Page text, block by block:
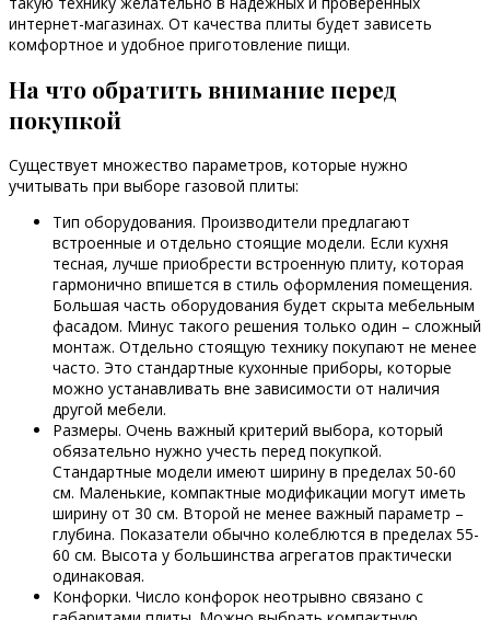
интернет-магазинах. От качества плиты будет зависеть
комфортное и удобное приготовление пищи.
На что обратить внимание перед
покупкой
Существует множество параметров, которые нужно
учитывать при выборе газовой плиты:
Тип оборудования. Производители предлагают
встроенные и отдельно стоящие модели. Если кухня
тесная, лучше приобрести встроенную плиту, которая
гармонично впишется в стиль оформления помещения.
Большая часть оборудования будет скрыта мебельным
фасадом. Минус такого решения только один – сложный
монтаж. Отдельно стоящую технику покупают не менее
часто. Это стандартные кухонные приборы, которые
можно устанавливать вне зависимости от наличия
другой мебели.
Размеры. Очень важный критерий выбора, который
обязательно нужно учесть перед покупкой.
Стандартные модели имеют ширину в пределах 50-60
см. Маленькие, компактные модификации могут иметь
ширину от 30 см. Второй не менее важный параметр –
глубина. Показатели обычно колеблются в пределах 55-
60 см. Высота у большинства агрегатов практически
одинаковая.
Конфорки. Число конфорок неотрывно связано с